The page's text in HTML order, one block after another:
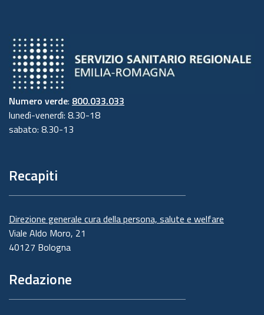
Numero verde: 800.033.033
lunedì-venerdì: 8.30-18
sabato: 8.30-13
Recapiti
Direzione generale cura della persona, salute e welfare
Viale Aldo Moro, 21
40127 Bologna
Redazione